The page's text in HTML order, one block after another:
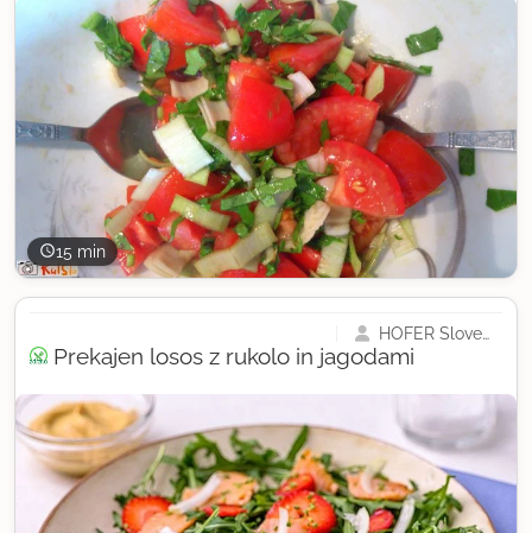
15 min
Prekajen losos z rukolo in jagodami
HOFER Slovenija